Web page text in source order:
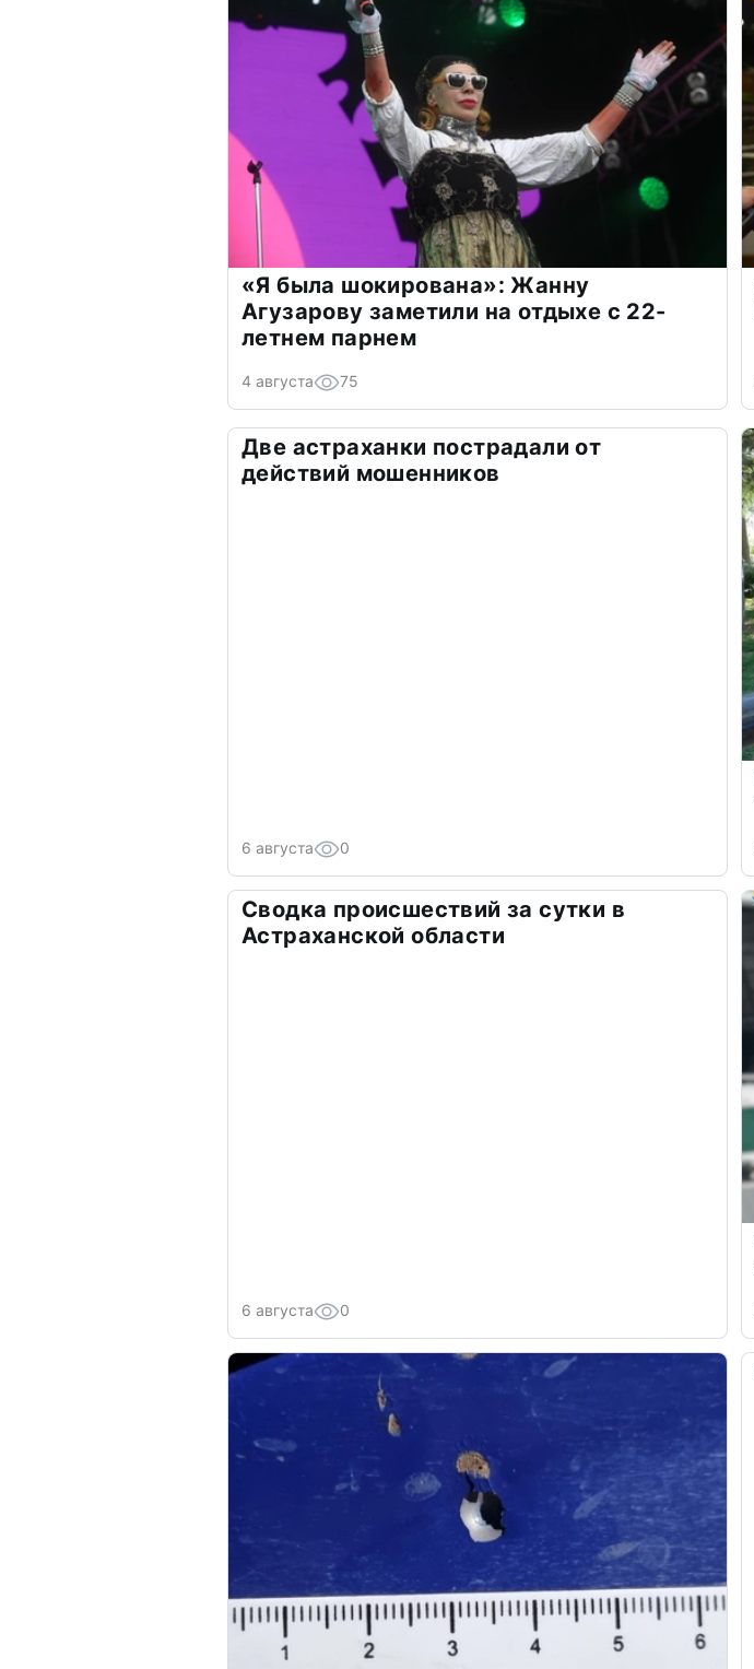
«Я была шокирована»: Жанну
Агузарову заметили на отдыхе с 22-
летнем парнем
4 августа 75
Две астраханки пострадали от
действий мошенников
6 августа 0
Сводка происшествий за сутки в
Астраханской области
6 августа 0